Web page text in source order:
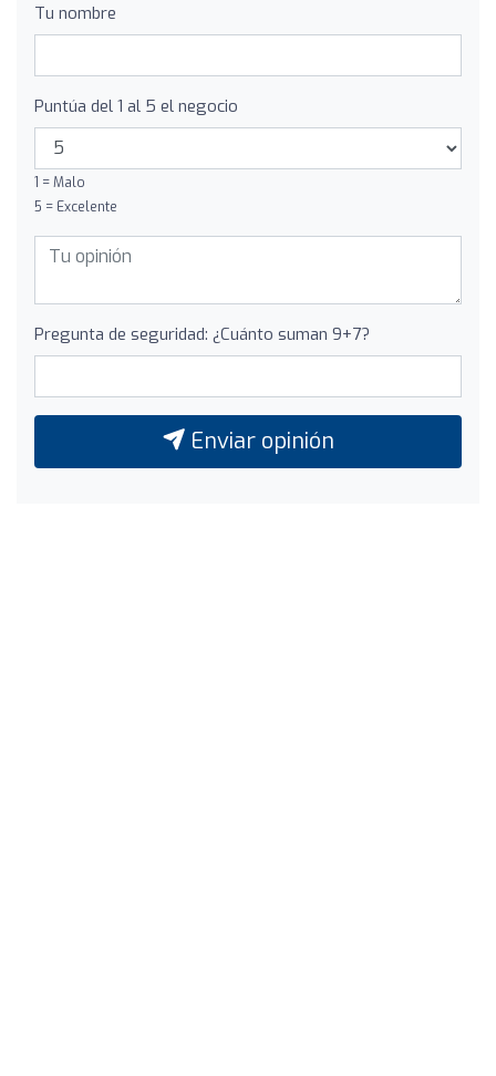
Tu nombre
Puntúa del 1 al 5 el negocio
1 = Malo
5 = Excelente
Pregunta de seguridad: ¿Cuánto suman 9+7?
Enviar opinión